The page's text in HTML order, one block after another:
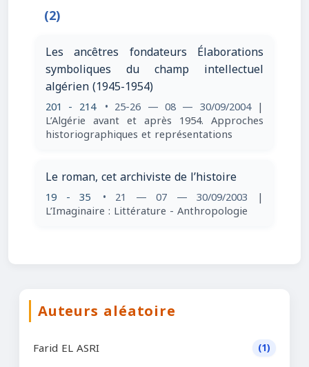
(2)
Les ancêtres fondateurs Élaborations
symboliques du champ intellectuel
algérien (1945-1954)
201 - 214 • 25-26 — 08 — 30/09/2004 |
L’Algérie avant et après 1954. Approches
historiographiques et représentations
Le roman, cet archiviste de l’histoire
19 - 35 • 21 — 07 — 30/09/2003 |
L’Imaginaire : Littérature - Anthropologie
Auteurs aléatoire
Farid EL ASRI (1)